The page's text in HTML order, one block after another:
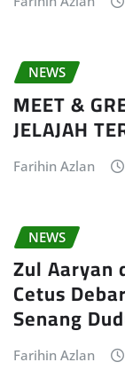
NEWS
MEET &
JELAJAH
Farihin Azlan
NEWS
Zul Aaryan
Cetus
Senang
Farihin Azlan